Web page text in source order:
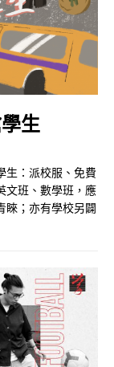
生
生：派校服、免費
文班、數學班，應
睞；亦有學校另闢